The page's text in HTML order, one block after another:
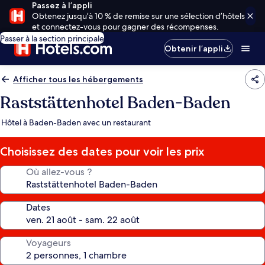
Passez à l’appli
Obtenez jusqu’à 10 % de remise sur une sélection d’hôtels
et connectez-vous pour gagner des récompenses.
Passer à la section principale
Obtenir l’appli
Afficher tous les hébergements
Raststättenhotel Baden-Baden
Hôtel à Baden-Baden avec un restaurant
Choisissez des dates pour voir les prix
Où allez-vous ?
Dates
Voyageurs